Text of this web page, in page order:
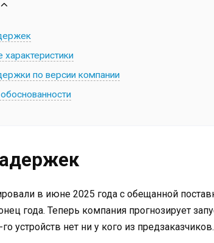
характеристики
по версии компании
в июне 2025 года с обещанной
года. Теперь компания прогнозирует
устройств нет ни у кого из предзаказчиков.